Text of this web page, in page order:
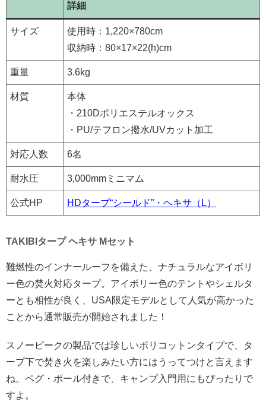
詳細
サイズ
使用時：1,220×780cm
収納時：80×17×22(h)cm
重量 3.6kg
材質
本体
・210Dポリエステルオックス
・PU/テフロン撥水/UVカット加工
対応人数 6名
耐水圧 3,000mmミニマム
公式HP HDタープ“シールド”・ヘキサ（L）
TAKIBIタープ ヘキサ Mセット
難燃性のインナールーフを備えた、ナチュラルなアイボリ
ー色の焚火対応タープ。アイボリー色のテントやシェルタ
ーとも相性が良く、USA限定モデルとして人気が高かった
ことから通常販売が開始されました！
スノーピークの製品では珍しいポリコットンタイプで、タ
ープ下で焚き火を楽しみたい方にはうってつけと言えます
ね。ペグ・ポール付きで、キャンプ入門用にもぴったりで
すよ。